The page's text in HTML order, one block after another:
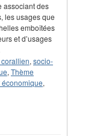
associant des
les usages que
emboîtées
et d’usages
,socio-
,Thème
,